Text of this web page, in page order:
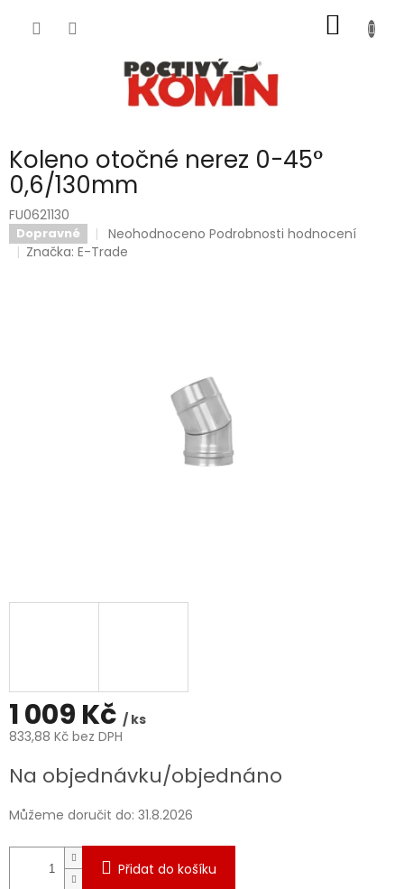
KOŠÍK
Koleno otočné nerez 0-45°
0,6/130mm
FU0621130
Dopravné
Průměrné
hodnocení
Neohodnoceno Podrobnosti hodnocení
Značka:E-Trade
1 009 Kč / ks
833,88 Kč bez DPH
cena:
Na objednávku/objednáno
Můžeme doručit do: 31.8.2026
Přidat do košíku